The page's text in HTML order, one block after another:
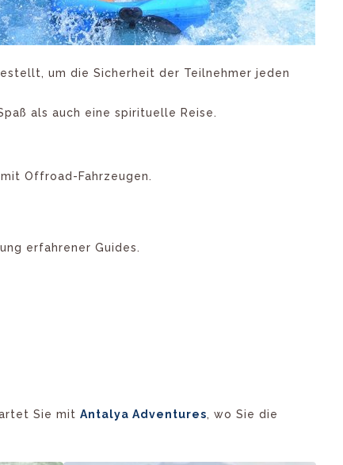
um die Sicherheit der Teilnehmer jeden
als auch eine spirituelle Reise.
Offroad-Fahrzeugen.
erfahrener Guides.
Sie mit Antalya Adventures, wo Sie die